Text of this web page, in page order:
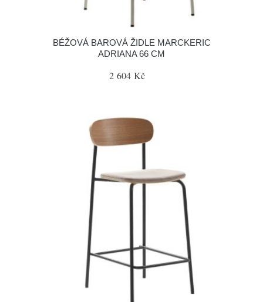
BÉŽOVÁ BAROVÁ ŽIDLE MARCKERIC
ADRIANA 66 CM
2 604 Kč